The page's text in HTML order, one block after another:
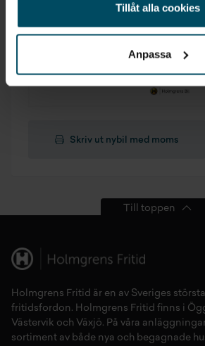
Tillåt alla cookies
Anpassa
Skriv ut nybil med moms
Till toppen
Holmgrens Fritid är en av Sveriges
fritidsfordon . Holmgrens Fritid finns i
Västervik och Växjö. På våra
sortiment av både nya och begagnade